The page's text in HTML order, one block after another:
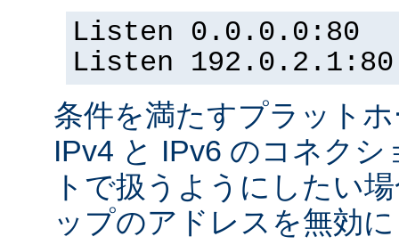
Listen 0.0.0.0:80
Listen 192.0.2.1:80
条件を満たすプラット
IPv4 と IPv6 のコネク
トで扱うようにしたい
ップのアドレスを無効